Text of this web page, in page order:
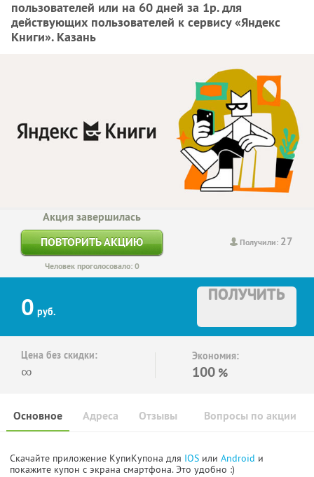
пользователей или на 60 дней за 1р. для
действующих пользователей к сервису «Яндекс
Книги». Казань
Получили: 27
Акция завершилась
ПОВТОРИТЬ АКЦИЮ
Человек проголосовало: 0
0 руб.
ПОЛУЧИТЬ
Цена без скидки:
∞
Экономия:
100 %
Основное Отзывы Вопросы по акции
Адреса
Скачайте приложение КупиКупона для IOS или Android и
покажите купон с экрана смартфона. Это удобно :)